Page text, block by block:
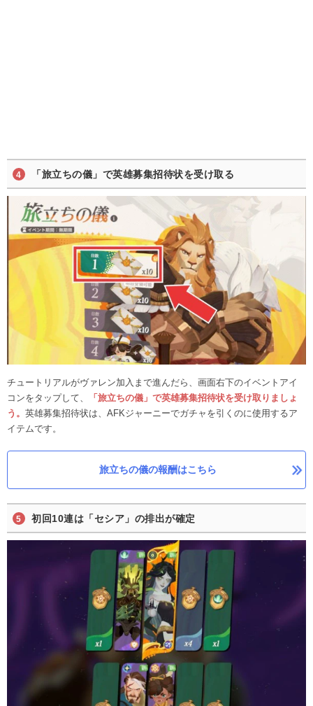
「旅立ちの儀」で英雄募集招待状を受け取る
チュートリアルがヴァレン加入まで進んだら、画面右下のイベントアイ
コンをタップして、
「旅立ちの儀」で英雄募集招待状を受け取りましょ
う。 英雄募集招待状は、AFKジャーニーでガチャを引くのに使用するア
イテムです。
旅立ちの儀の報酬はこちら
初回10連は「セシア」の排出が確定